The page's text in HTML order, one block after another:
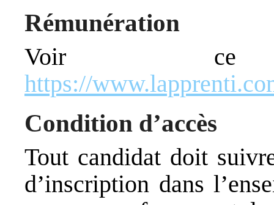
Rémunération
Voir
https://
Condition d’accès
Tout candidat doit
d’inscription dans